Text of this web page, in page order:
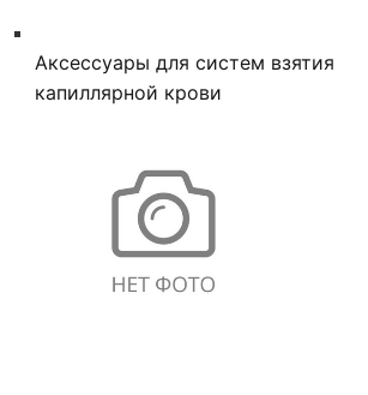
Аксессуары для систем взятия
капиллярной крови